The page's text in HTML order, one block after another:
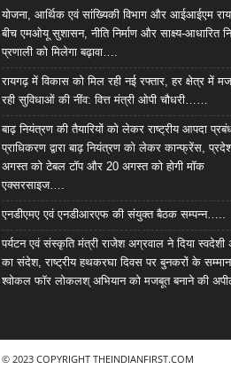
योजना, आर्थिक एवं सांख्यिकी विभाग और आईआईएम
बीच एमओयू सुशासन, नीति निर्माण और साक्ष्य-आधारित
प्रणाली को मिलेगा बढ़ावा….
रायगढ़ में विकास को मिल रही नई रफ्तार, हर क्षेत्र में
रही सुविधाओं की नींव: वित्त मंत्री ओपी चौधरी……
बाढ़ नियंत्रण की तैयारियों को लेकर राष्ट्रीय आपदा
प्राधिकरण द्वारा बाढ़ नियंत्रण को लेकर कान्फ्रेंस,
अगस्त को टेबल टॉप और 20 अगस्त को होगी मॉक
एक्सरसाइज….
एनडीएमए एवं एनडीआरएफ की संयुक्त बैठक सम्पन्न…..
पर्यटन एवं संस्कृति मंत्री राजेश अग्रवाल ने दिया स्वदेशी
का संदेश, राष्ट्रीय हथकरघा दिवस पर बुनकरों के
श्वोकल फॉर लोकलश् अभियान को मजबूत बनाने की
© 2023 COPYRIGHT THEINDIANFIRST.COM